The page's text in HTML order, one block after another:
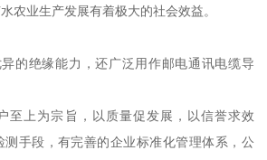
农业生产发展有着极大的社会效益。
的绝缘能力，还广泛用作邮电通讯电缆导
至上为宗旨，以质量促发展，以信誉求效
手段，有完善的企业标准化管理体系，公